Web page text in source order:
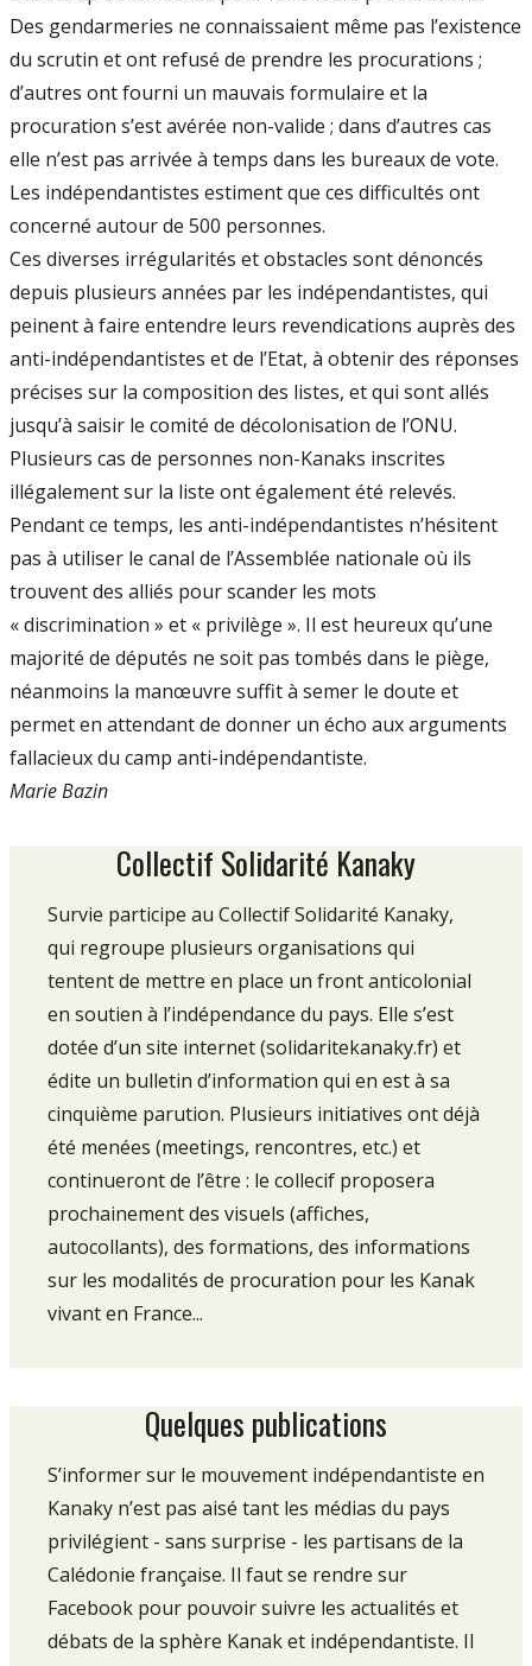
Des gendarmeries ne connaissaient même pas l’existence
du scrutin et ont refusé de prendre les procurations ;
d’autres ont fourni un mauvais formulaire et la
procuration s’est avérée non-valide ; dans d’autres cas
elle n’est pas arrivée à temps dans les bureaux de vote.
Les indépendantistes estiment que ces difficultés ont
concerné autour de 500 personnes.
Ces diverses irrégularités et obstacles sont dénoncés
depuis plusieurs années par les indépendantistes, qui
peinent à faire entendre leurs revendications auprès des
anti-indépendantistes et de l’Etat, à obtenir des réponses
précises sur la composition des listes, et qui sont allés
jusqu’à saisir le comité de décolonisation de l’ONU.
Plusieurs cas de personnes non-Kanaks inscrites
illégalement sur la liste ont également été relevés.
Pendant ce temps, les anti-indépendantistes n’hésitent
pas à utiliser le canal de l’Assemblée nationale où ils
trouvent des alliés pour scander les mots
« discrimination » et « privilège ». Il est heureux qu’une
majorité de députés ne soit pas tombés dans le piège,
néanmoins la manœuvre suffit à semer le doute et
permet en attendant de donner un écho aux arguments
fallacieux du camp anti-indépendantiste.
Marie Bazin
Collectif Solidarité Kanaky
Survie participe au Collectif Solidarité Kanaky,
qui regroupe plusieurs organisations qui
tentent de mettre en place un front anticolonial
en soutien à l’indépendance du pays. Elle s’est
dotée d’un site internet (solidaritekanaky.fr) et
édite un bulletin d’information qui en est à sa
cinquième parution. Plusieurs initiatives ont déjà
été menées (meetings, rencontres, etc.) et
continueront de l’être : le collecif proposera
prochainement des visuels (affiches,
autocollants), des formations, des informations
sur les modalités de procuration pour les Kanak
vivant en France...
Quelques publications
S’informer sur le mouvement indépendantiste en
Kanaky n’est pas aisé tant les médias du pays
privilégient - sans surprise - les partisans de la
Calédonie française. Il faut se rendre sur
Facebook pour pouvoir suivre les actualités et
débats de la sphère Kanak et indépendantiste. Il